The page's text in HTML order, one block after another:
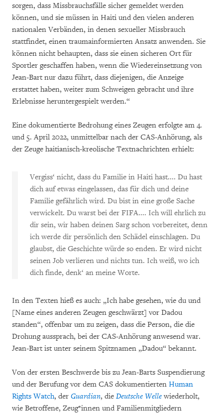
sorgen, dass Missbrauchsfälle sicher gemeldet werden
können, und sie müssen in Haiti und den vielen anderen
nationalen Verbänden, in denen sexueller Missbrauch
stattfindet, einen traumainformierten Ansatz anwenden. Sie
können nicht behaupten, dass sie einen sicheren Ort für
Sportler geschaffen haben, wenn die Wiedereinsetzung von
Jean-Bart nur dazu führt, dass diejenigen, die Anzeige
erstattet haben, weiter zum Schweigen gebracht und ihre
Erlebnisse heruntergespielt werden.“
Eine dokumentierte Bedrohung eines Zeugen erfolgte am 4.
und 5. April 2022, unmittelbar nach der CAS-Anhörung, als
der Zeuge haitianisch-kreolische Textnachrichten erhielt:
Vergiss‘ nicht, dass du Familie in Haiti hast.... Du hast
dich auf etwas eingelassen, das für dich und deine
Familie gefährlich wird. Du bist in eine große Sache
verwickelt. Du warst bei der FIFA.... Ich will ehrlich zu
dir sein, wir haben deinen Sarg schon vorbereitet, denn
ich werde dir persönlich den Schädel einschlagen. Du
glaubst, die Geschichte würde so enden. Er wird nicht
seinen Job verlieren und nichts tun. Ich weiß, wo ich
dich finde, denk‘ an meine Worte.
In den Texten hieß es auch: „Ich habe gesehen, wie du und
[Name eines anderen Zeugen geschwärzt] vor Dadou
standen“, offenbar um zu zeigen, dass die Person, die die
Drohung aussprach, bei der CAS-Anhörung anwesend war.
Jean-Bart ist unter seinem Spitznamen „Dadou“ bekannt.
Von der ersten Beschwerde bis zu Jean-Barts Suspendierung
und der Berufung vor dem CAS dokumentierten Human
Rights Watch, der Guardian, die Deutsche Welle wiederholt,
wie Betroffene, Zeug*innen und Familienmitgliedern